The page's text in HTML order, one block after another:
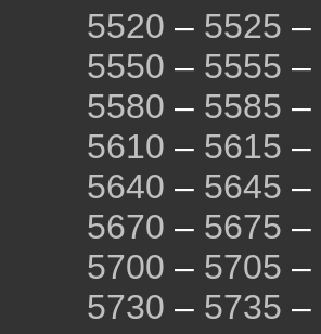
5520 – 5525 –
5550 – 5555 –
5580 – 5585 –
5610 – 5615 –
5640 – 5645 –
5670 – 5675 –
5700 – 5705 –
5730 – 5735 –